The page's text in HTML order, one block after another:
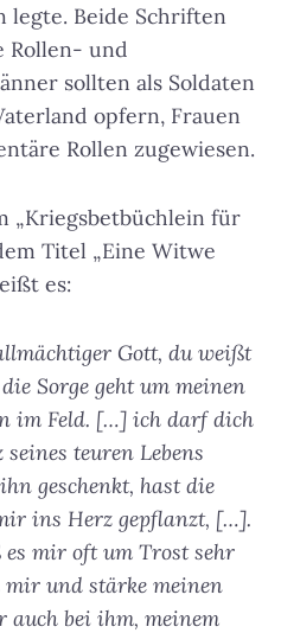
legte. Beide Schriften
Rollen- und
sollten als Soldaten
opfern, Frauen
Rollen zugewiesen.
„Kriegsbetbüchlein für
Titel „Eine Witwe
es:
Gott, du weißt
Sorge geht um meinen
im Feld. […] ich darf dich
teuren Lebens
geschenkt, hast die
ins Herz gepflanzt, […].
mir oft um Trost sehr
mir und stärke meinen
auch bei ihm, meinem